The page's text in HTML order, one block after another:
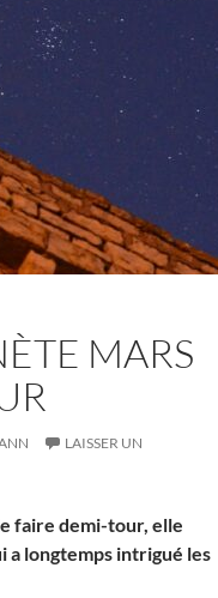
MARS
LAISSER UN
faire demi-tour, elle
a longtemps intrigué les